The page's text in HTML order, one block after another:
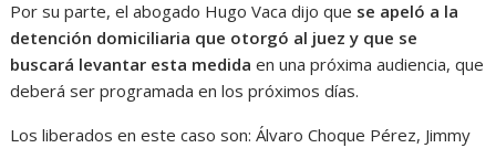
Por su parte, el abogado Hugo Vaca dijo que se apeló a la
detención domiciliaria que otorgó al juez y que se
buscará levantar esta medida en una próxima audiencia, que
deberá ser programada en los próximos días.
Los liberados en este caso son: Álvaro Choque Pérez, Jimmy